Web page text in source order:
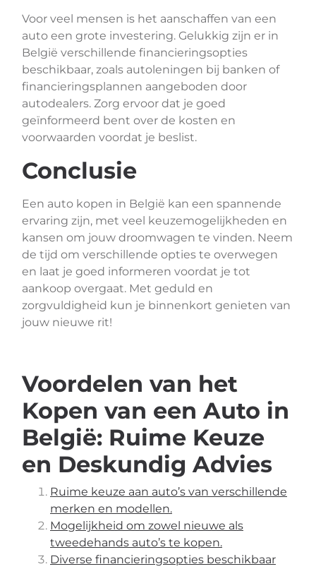
Voor veel mensen is het aanschaffen van een
auto een grote investering. Gelukkig zijn er in
België verschillende financieringsopties
beschikbaar, zoals autoleningen bij banken of
financieringsplannen aangeboden door
autodealers. Zorg ervoor dat je goed
geïnformeerd bent over de kosten en
voorwaarden voordat je beslist.
Conclusie
Een auto kopen in België kan een spannende
ervaring zijn, met veel keuzemogelijkheden en
kansen om jouw droomwagen te vinden. Neem
de tijd om verschillende opties te overwegen
en laat je goed informeren voordat je tot
aankoop overgaat. Met geduld en
zorgvuldigheid kun je binnenkort genieten van
jouw nieuwe rit!
Voordelen van het
Kopen van een Auto in
België: Ruime Keuze
en Deskundig Advies
Ruime keuze aan auto’s van verschillende
merken en modellen.
Mogelijkheid om zowel nieuwe als
tweedehands auto’s te kopen.
Diverse financieringsopties beschikbaar